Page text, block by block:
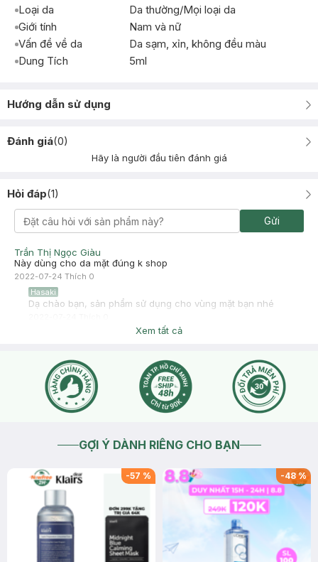
Loại da
Da thường/Mọi loại da
Giới tính
Nam và nữ
Vấn đề về da
Da sạm, xỉn, không đều màu
Dung Tích
5ml
Hướng dẫn sử dụng
Đánh giá(0)
Hãy là người đầu tiên đánh giá
Hỏi đáp(1)
Gửi
Trần Thị Ngọc Giàu
Này dùng cho da mặt đúng k shop
2022-07-24 Thích 0
Hasaki
Dạ chào bạn, sản phẩm sử dụng cho vùng mặt bạn nhé
Xem tất cả
GỢI Ý DÀNH RIÊNG CHO BẠN
-57 % -48%